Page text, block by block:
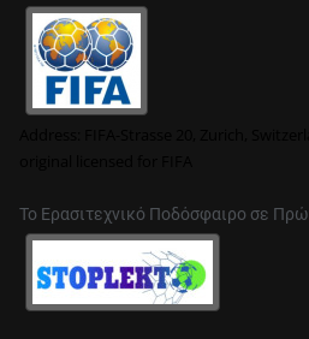
Το Ερασιτεχνικό Ποδόσφαιρο σε